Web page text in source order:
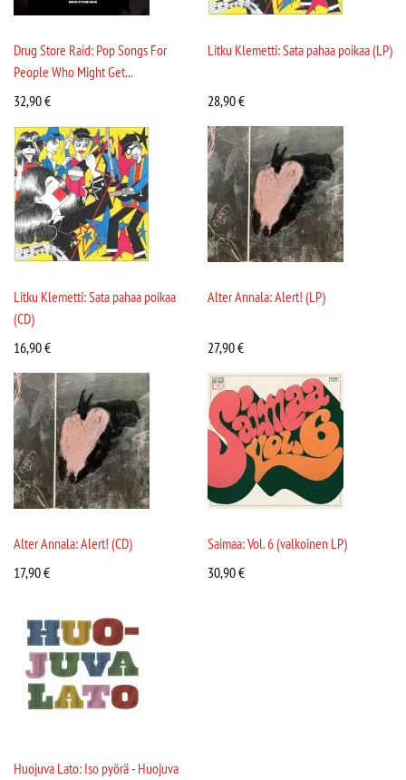
Drug Store Raid: Pop Songs For
People Who Might Get...
32,90€
Litku Klemetti: Sata pahaa poikaa (LP)
28,90€
Litku Klemetti: Sata pahaa poikaa
(CD)
16,90€
Alter Annala: Alert! (LP)
27,90€
Alter Annala: Alert! (CD)
17,90€
Saimaa: Vol. 6 (valkoinen LP)
30,90€
Huojuva Lato: Iso pyörä - Huojuva